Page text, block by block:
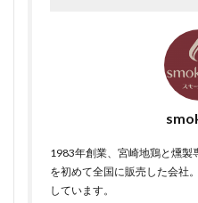
1983年創業、宮崎地鶏と燻製
を初めて全国に販売した会社
しています。